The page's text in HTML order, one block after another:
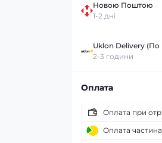
Новою Поштою
1-2 дні
Uklon Delivery (По
2-3 години
Оплата
Оплата при
Оплата